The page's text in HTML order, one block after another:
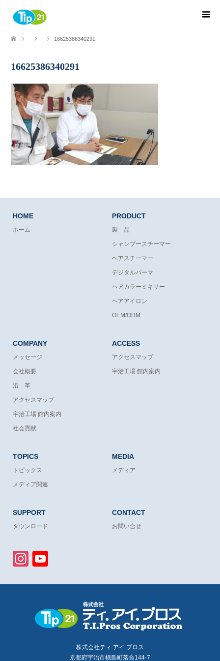
16625386340291
16625386340291
HOME
ホーム
PRODUCT
製 品
シャンプースチーマー
ヘアスチーマー
デジタルパーマ
ヘアカラーミキサー
ヘアアイロン
OEM/ODM
COMPANY
メッセージ
会社概要
沿 革
アクセスマップ
宇治工場 館内案内
社会貢献
ACCESS
アクセスマップ
宇治工場 館内案内
TOPICS
トピックス
メディア関連
MEDIA
メディア
SUPPORT
ダウンロード
CONTACT
お問い合せ
Instagram
株式会社ティ.アイ.プロス
京都府宇治市槇島町落合144-7